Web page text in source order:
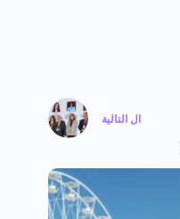
ال التالية